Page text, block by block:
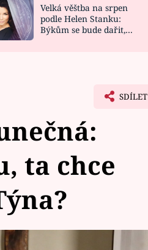
Velká věštba na srpen
podle Helen Stanku:
Býkům se bude dařit,
SDÍLET
ta chce